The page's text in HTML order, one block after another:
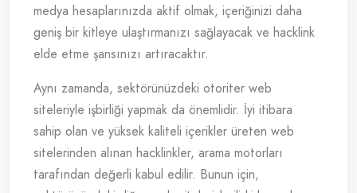
medya hesaplarınızda aktif olmak, içeriğinizi daha
geniş bir kitleye ulaştırmanızı sağlayacak ve hacklink
elde etme şansınızı artıracaktır.
Aynı zamanda, sektörünüzdeki otoriter web
siteleriyle işbirliği yapmak da önemlidir. İyi itibara
sahip olan ve yüksek kaliteli içerikler üreten web
sitelerinden alınan hacklinkler, arama motorları
tarafından değerli kabul edilir. Bunun için,